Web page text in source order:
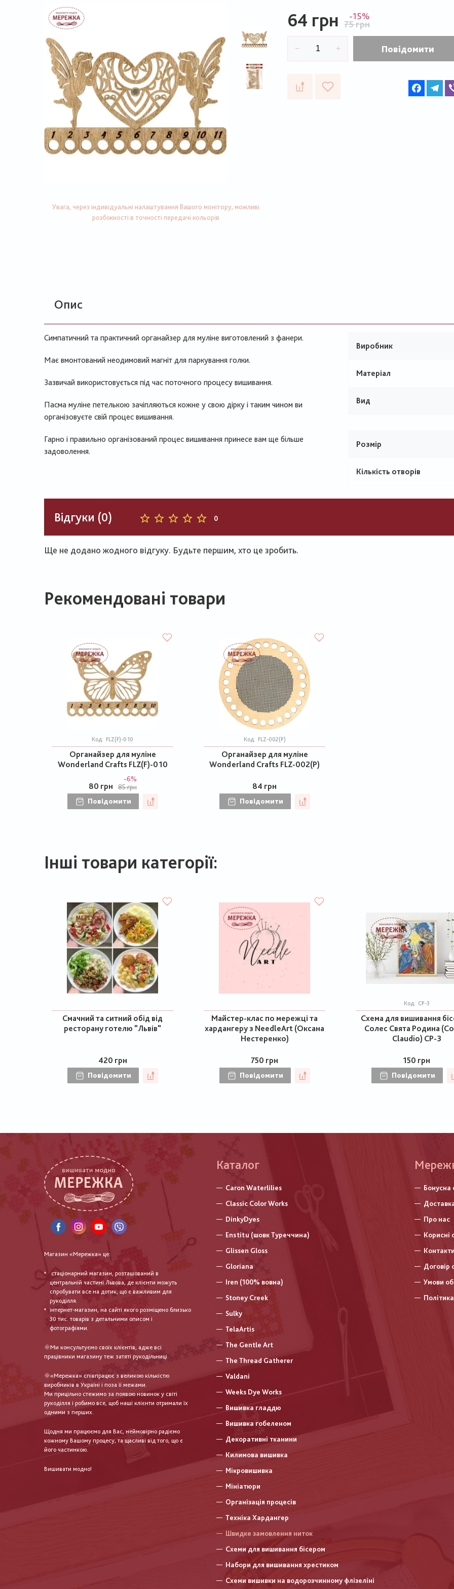
Увага, через індивідуальні налаштування Вашого монітору, можливі
розбіжності в точності передачі кольорів
64 грн -15%
75 грн
Повідомити
Опис
Симпатичний та практичний органайзер для муліне виготовлений з фанери.
Має вмонтований неодимовий магніт для паркування голки.
Зазвичай використовується під час поточного процесу вишивання.
Пасма муліне петелькою зачіпляються кожне у свою дірку і таким чином ви
організовуєте свій процес вишивання.
Гарно і правильно організований процес вишивання принесе вам ще більше
задоволення.
Виробник
Матеріал
Вид
Розмір
Кількість отворів
Відгуки (0) 0
Ще не додано жодного відгуку. Будьте першим, хто це зробить.
Рекомендовані товари
Код: FLZ(F)-010
Органайзер для муліне
Wonderland Crafts FLZ(F)-010
80 грн
-6%
85 грн
Повідомити
Код: FLZ-002(Р)
Органайзер для муліне
Wonderland Crafts FLZ-002(Р)
84 грн
Повідомити
Інші товари категорії:
Смачний та ситний обід від
ресторану готелю "Львів"
420 грн
Повідомити
Майстер-клас по мережці та
хардангеру з NeedleArt (Оксана
Нестеренко)
750 грн
Повідомити
Код: СР-3
Схема для вишивання
Солес Свята Родина
Claudio) СР-3
150 грн
Повідомити
Магазин «Мережка» це:
стаціонарний магазин, розташований в
центральній частині Львова, де клієнти можуть
спробувати все на дотик, що є важливим для
рукоділля.
інтернет-магазин, на сайті якого розміщено близько
30 тис. товарів з детальними описом і
фотографіями.
🌞Ми консультуємо своїх клієнтів, адже всі
працівники магазину теж затяті рукодільниці.
🌞«Мережка» співпрацює з великою кількістю
виробників в Україні і поза її межами.
Ми прицільно стежимо за появою новинок у світі
рукоділля і робимо все, щоб наші клієнти отримали їх
одними з перших.
Щодня ми працюємо для Вас, неймовірно радіємо
кожному Вашому процесу, та щасливі від того, що є
його частинкою.
Вишивати модно!
Каталог
Caron Waterlilies
Classic Color Works
DinkyDyes
Enstitu (шовк Туреччина)
Glissen Gloss
Gloriana
Iren (100% вовна)
Stoney Creek
Sulky
TelaArtis
The Gentle Art
The Thread Gatherer
Valdani
Weeks Dye Works
Вишивка гладдю
Вишивка гобеленом
Декоративні тканини
Килимова вишивка
Мікровишивка
Мініатюри
Організація процесів
Техніка Хардангер
Швидке замовлення ниток
Схеми для вишивання бісером
Набори для вишивання хрестиком
Схеми вишивки на водорозчинному флізеліні
Меню
Бонусна
Про нас
Корисні
Контакти
Договір
Умови